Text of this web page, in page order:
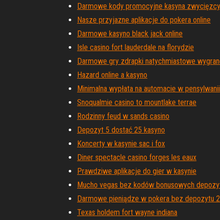
Darmowe kody promocyjne kasyna zwycięzcy
Nasze przyjazne aplikacje do pokera online
Darmowe kasyno black jack online
Isle casino fort lauderdale na florydzie
Darmowe gry zdrapki natychmiastowe
Hazard online a kasyno
Minimalna wypłata na automacie w pensylwanii
Snoqualmie casino to mountlake terrae
Rodzinny feud w sands casino
Depozyt 5 dostać 25 kasyno
Koncerty w kasynie sac i fox
Diner spectacle casino forges les eaux
Prawdziwe aplikacje do gier w kasynie
Mucho vegas bez kodów bonusowych
Darmowe pieniądze w pokera bez depozytu
Texas holdem fort wayne indiana